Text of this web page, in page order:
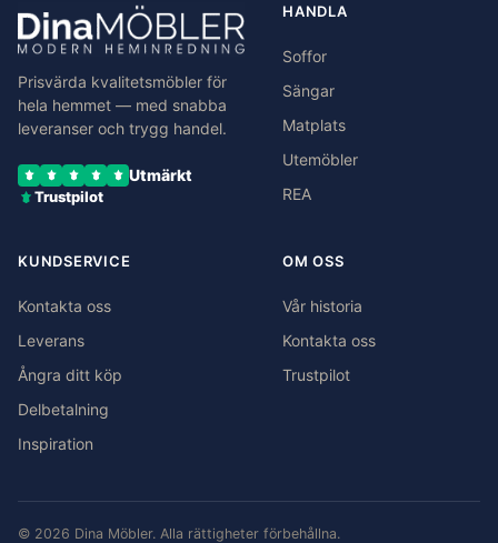
Prisvärda kvalitetsmöbler för
hela hemmet — med snabba
leveranser och trygg handel.
Utmärkt
Trustpilot
HANDLA
Soffor
Sängar
Matplats
Utemöbler
REA
KUNDSERVICE
Kontakta oss
Leverans
Ångra ditt köp
Delbetalning
Inspiration
OM OSS
Vår historia
Kontakta oss
Trustpilot
© 2026 Dina Möbler. Alla rättigheter förbehållna.